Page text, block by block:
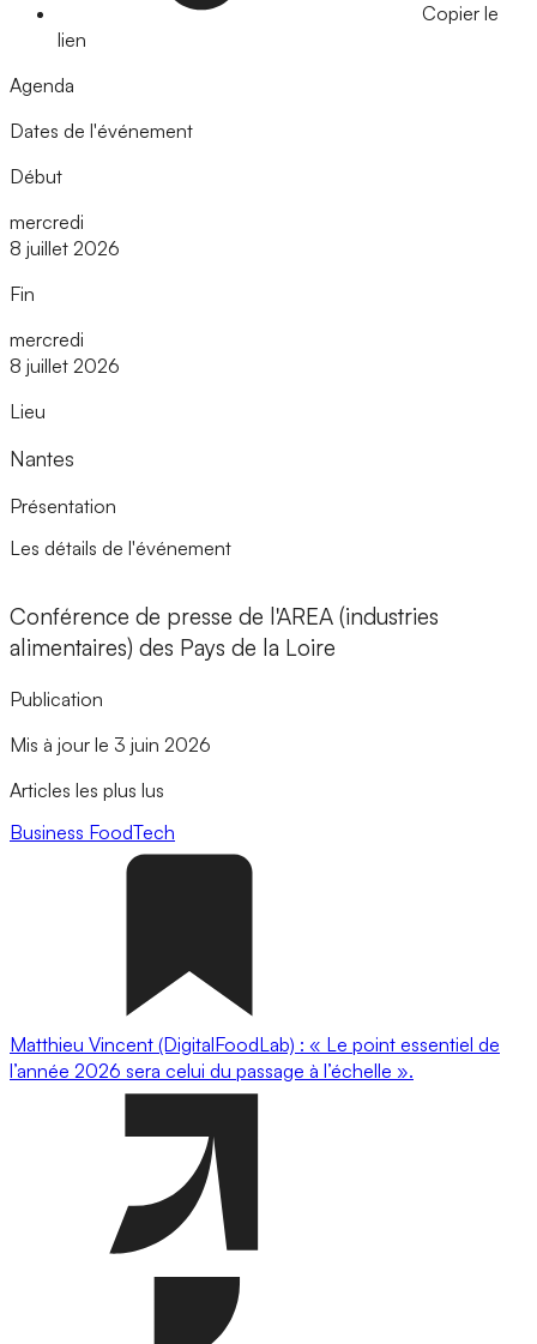
Copier le
lien
Agenda
Dates de l'événement
Début
mercredi
8 juillet 2026
Fin
mercredi
8 juillet 2026
Lieu
Nantes
Présentation
Les détails de l'événement
Conférence de presse de l'AREA (industries
alimentaires) des Pays de la Loire
Publication
Mis à jour le 3 juin 2026
Articles les plus lus
Business FoodTech
Matthieu Vincent (DigitalFoodLab) : « Le point essentiel de
l’année 2026 sera celui du passage à l’échelle ».